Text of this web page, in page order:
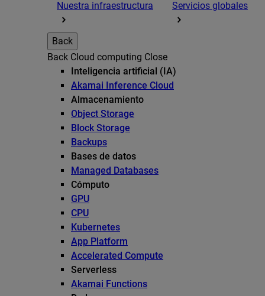
Nuestra infraestructura Servicios globales
Back
Back Cloud computing Close
Inteligencia artificial (IA)
Akamai Inference Cloud
Almacenamiento
Object Storage
Block Storage
Backups
Bases de datos
Managed Databases
Cómputo
GPU
CPU
Kubernetes
App Platform
Accelerated Compute
Serverless
Akamai Functions